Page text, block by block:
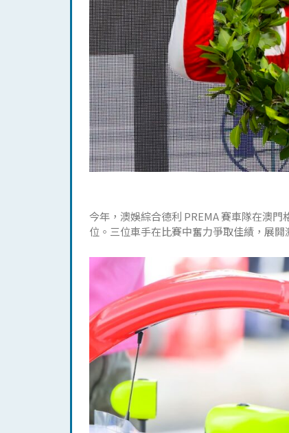
今年，澳娛綜合德利 PREMA 賽車隊在澳
位。三位車手在比賽中奮力爭取佳績，展